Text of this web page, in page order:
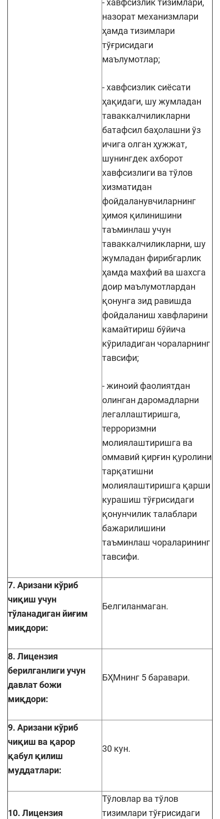
- хавфсизлик тизимлари,
назорат механизмлари
ҳамда тизимлари
тўғрисидаги
маълумотлар;
- хавфсизлик сиёсати
ҳақидаги, шу жумладан
таваккалчиликларни
батафсил баҳолашни ўз
ичига олган ҳужжат,
шунингдек ахборот
хавфсизлиги ва тўлов
хизматидан
фойдаланувчиларнинг
ҳимоя қилинишини
таъминлаш учун
таваккалчиликларни, шу
жумладан фирибгарлик
ҳамда махфий ва шахсга
доир маълумотлардан
қонунга зид равишда
фойдаланиш хавфларини
камайтириш бўйича
кўриладиган чораларнинг
тавсифи;
- жиноий фаолиятдан
олинган даромадларни
легаллаштиришга,
терроризмни
молиялаштиришга ва
оммавий қирғин қуролини
тарқатишни
молиялаштиришга қарши
курашиш тўғрисидаги
қонунчилик талаблари
бажарилишини
таъминлаш чораларининг
тавсифи.
7. Аризани кўриб
чиқиш учун
тўланадиган йиғим
миқдори:
Белгиланмаган.
8. Лицензия
берилганлиги учун
давлат божи
миқдори:
БҲМнинг 5 баравари.
9. Аризани кўриб
чиқиш ва қарор
қабул қилиш
муддатлари:
30 кун.
10. Лицензия
Тўловлар ва тўлов
тизимлари тўғрисидаги